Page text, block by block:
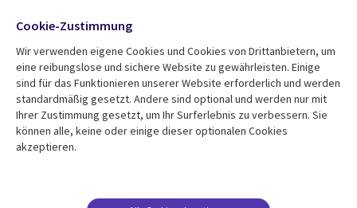
Mediathek
Library
Aktuelles
Rechtliches
Beschwerden/Hinweise
Folgen Sie uns
Social
Media
GERMANY
Cookie-Zustimmung
Wir verwenden eigene Cookies und Cookies von Drittanbietern, um
eine reibungslose und sichere Website zu gewährleisten. Einige
sind für das Funktionieren unserer Website erforderlich und werden
standardmäßig gesetzt. Andere sind optional und werden nur mit
Ihrer Zustimmung gesetzt, um Ihr Surferlebnis zu verbessern. Sie
können alle, keine oder einige dieser optionalen Cookies
akzeptieren.